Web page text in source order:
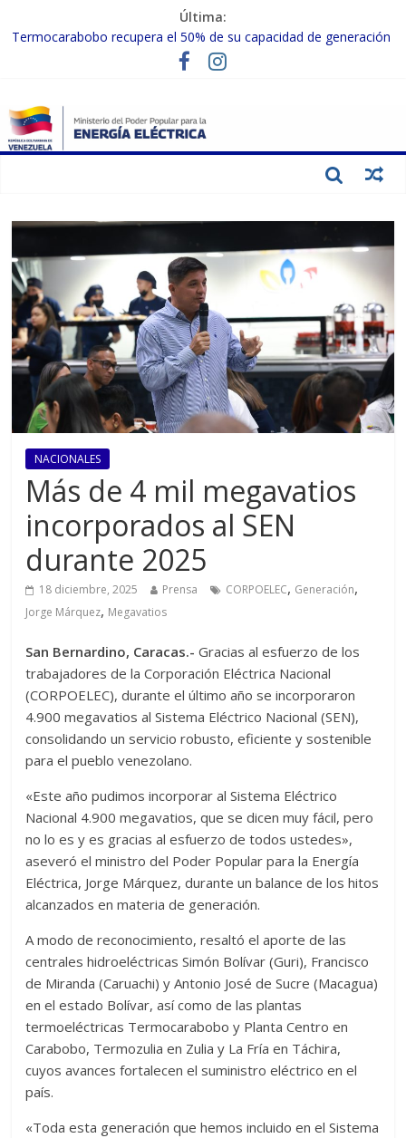
Última:
Termocarabobo recupera el 50% de su capacidad de generación
MPPEE avanza en la recuperación de infraestructuras eléctricas
Gobierno Nacional coordina acciones con el sector privado para
fortalecer el SEN ante el «Súper Niño»
Inspeccionan trabajos de rehabilitación en instalaciones del SEN
NACIONALES
Más de 4 mil megavatios
incorporados al SEN
durante 2025
18 diciembre, 2025 Prensa CORPOELEC, Generación,
Jorge Márquez, Megavatios
San Bernardino, Caracas.-Gracias al esfuerzo de los
trabajadores de la Corporación Eléctrica Nacional
(CORPOELEC), durante el último año se incorporaron
4.900 megavatios al Sistema Eléctrico Nacional (SEN),
consolidando un servicio robusto, eficiente y sostenible
para el pueblo venezolano.
«Este año pudimos incorporar al Sistema Eléctrico
Nacional 4.900 megavatios, que se dicen muy fácil, pero
no lo es y es gracias al esfuerzo de todos ustedes»,
aseveró el ministro del Poder Popular para la Energía
Eléctrica, Jorge Márquez, durante un balance de los hitos
alcanzados en materia de generación.
A modo de reconocimiento, resaltó el aporte de las
centrales hidroeléctricas Simón Bolívar (Guri), Francisco
de Miranda (Caruachi) y Antonio José de Sucre (Macagua)
en el estado Bolívar, así como de las plantas
termoeléctricas Termocarabobo y Planta Centro en
Carabobo, Termozulia en Zulia y La Fría en Táchira,
cuyos avances fortalecen el suministro eléctrico en el
país.
«Toda esta generación que hemos incluido en el Sistema